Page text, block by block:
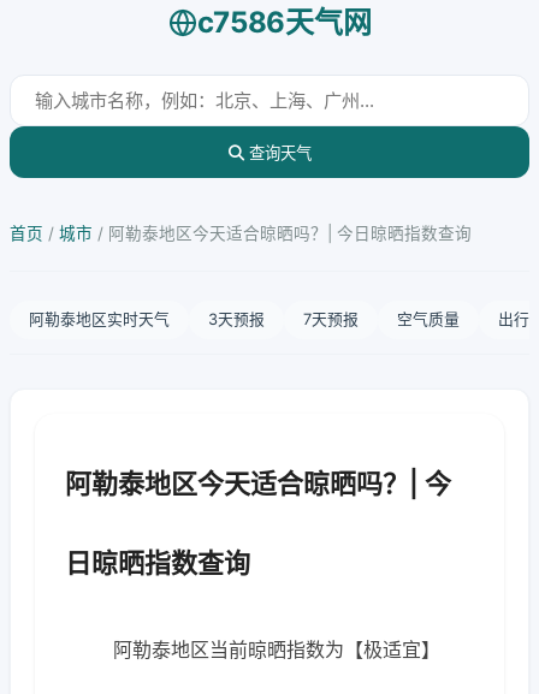
c7586天气网
查询天气
首页 / 城市 / 阿勒泰地区今天适合晾晒吗？| 今日晾晒指数查询
阿勒泰地区实时天气 3天预报 7天预报 空气质量 出行
阿勒泰地区今天适合晾晒吗？| 今
日晾晒指数查询
阿勒泰地区当前晾晒指数为【极适宜】